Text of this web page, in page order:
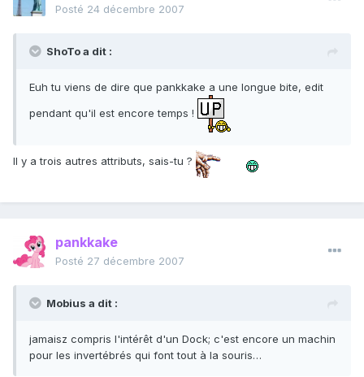
Posté 24 décembre 2007
ShoTo a dit :
Euh tu viens de dire que pankkake a une longue bite, edit
pendant qu'il est encore temps !
Il y a trois autres attributs, sais-tu ?
pankkake
Posté 27 décembre 2007
Mobius a dit :
jamaisz compris l'intérêt d'un Dock; c'est encore un machin
pour les invertébrés qui font tout à la souris…